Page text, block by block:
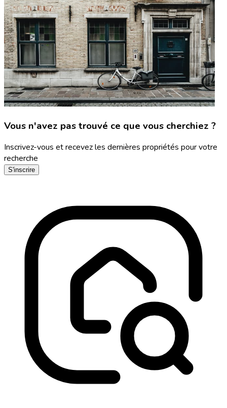
Vous n'avez pas trouvé ce que vous cherchiez ?
Inscrivez-vous et recevez les dernières propriétés pour votre
recherche
S'inscrire